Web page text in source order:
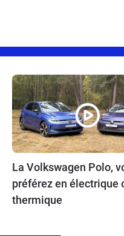
La Volkswagen Polo,
préférez en électrique
thermique